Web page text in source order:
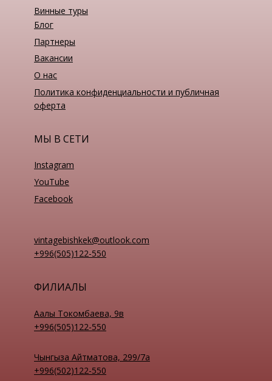
Винные туры
Блог
О нас
Партнеры
Вакансии
Политика конфиденциальности и публичная
оферта
МЫ В СЕТИ
Instagram
YouTube
Facebook
ФИЛИАЛЫ
Аалы Токомбаева, 9в
+996(505)122-550
Чынгыза Айтматова, 299/7а
+996(502)122-550
vintagebishkek@outlook.com
+996(505)122-550